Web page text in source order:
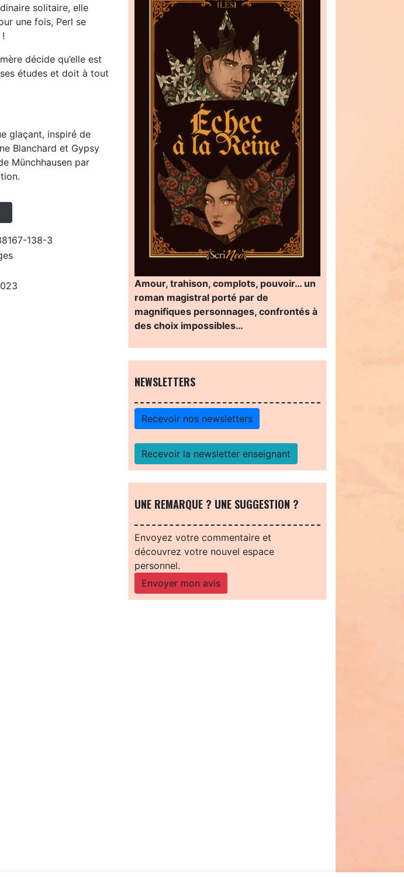
solitaire, elle
une fois, Perl se
décide qu’elle est
études et doit à tout
glaçant, inspiré de
Blanchard et Gypsy
Münchhausen par
138-3
Amour, trahison, complots, pouvoir… un
roman magistral porté par de
magnifiques personnages, confrontés à
des choix impossibles…
NEWSLETTERS
Recevoir nos newsletters
Recevoir la newsletter enseignant
UNE REMARQUE ? UNE SUGGESTION ?
Envoyez votre commentaire et
découvrez votre nouvel espace
personnel.
Envoyer mon avis